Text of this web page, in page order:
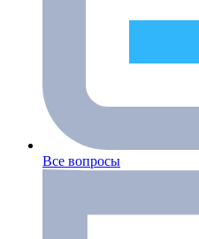
Все вопросы